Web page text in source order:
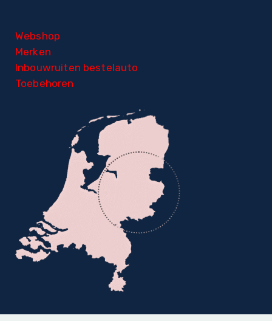
Webshop
Merken
Inbouwruiten bestelauto
Toebehoren